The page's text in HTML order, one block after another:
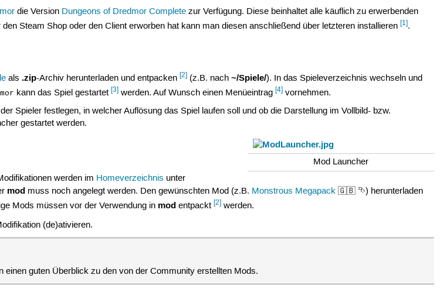
die Version Dungeons of Dredmor Complete zur Verfügung. Diese beinhaltet alle käuflich zu erwerbenden
Steam Shop oder den Client erworben hat kann man diesen anschließend über letzteren installieren[1].
als .zip-Archiv herunterladen und entpacken[2] (z.B. nach~/Spiele/). In das Spieleverzeichnis wechseln und
kann das Spiel gestartet[3] werden. Auf Wunsch einen Menüeintrag[4] vornehmen.
Spieler festlegen, in welcher Auflösung das Spiel laufen soll und ob die Darstellung im Vollbild- bzw.
gestartet werden.
Mod Launcher
werden im Homeverzeichnis unter
mod muss noch angelegt werden. Den gewünschten Mod (z.B. Monstrous Megapack 🇬🇧 ⮷) herunterladen
Mods müssen vor der Verwendung in mod entpackt[2] werden.
(de)ativieren.
guten Überblick zu den von der Community erstellten Mods.